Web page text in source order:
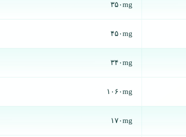
۳۵۰mg
۴۵۰mg
۳۴۰mg
۱۰۶۰mg
۱۷۰mg